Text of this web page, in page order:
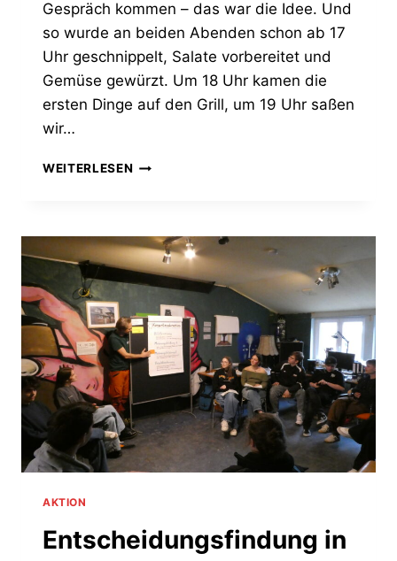
Gespräch kommen – das war die Idee. Und
so wurde an beiden Abenden schon ab 17
Uhr geschnippelt, Salate vorbereitet und
Gemüse gewürzt. Um 18 Uhr kamen die
ersten Dinge auf den Grill, um 19 Uhr saßen
wir…
WEITERLESENRÜCKBLICK:
KÜFA
UND
„AREAL
ALLE“
AKTION
Entscheidungsfindung in